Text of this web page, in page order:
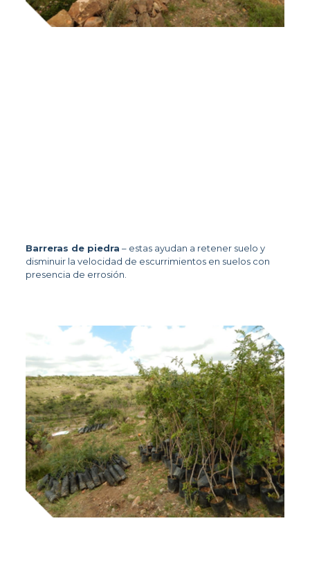
Barreras de piedra – estas ayudan a retener suelo y
disminuir la velocidad de escurrimientos en suelos con
presencia de errosión.